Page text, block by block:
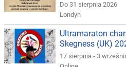
Do 31 sierpnia 2026
Londyn
Ultramaraton
Skegness (UK)
17 sierpnia - 3